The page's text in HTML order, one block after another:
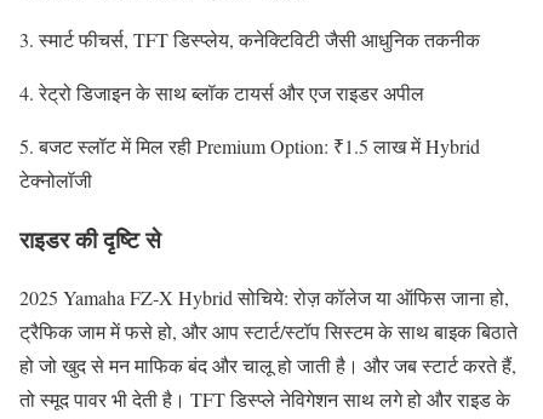
3. स्मार्ट फीचर्स, TFT डिस्प्लेय, कनेक्टिविटी जैसी आधुनिक तकनीक
4. रेट्रो डिजाइन के साथ ब्लॉक टायर्स और एज राइडर अपील
5. बजट स्लॉट में मिल रही Premium Option: ₹1.5 लाख में Hybrid
टेक्नोलॉजी
राइडर की दृष्टि से
2025 Yamaha FZ‑X Hybrid सोचिये: रोज़ कॉलेज या ऑफिस जाना हो,
ट्रैफिक जाम में फसे हो, और आप स्टार्ट/स्टॉप सिस्टम के साथ बाइक बिठाते
हो जो खुद से मन माफिक बंद और चालू हो जाती है। और जब स्टार्ट करते हैं,
तो स्मूद पावर भी देती है। TFT डिस्प्ले नेविगेशन साथ लगे हो और राइड के